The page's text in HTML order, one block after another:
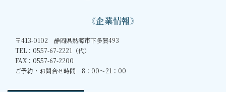
《企業情報》
〒413-0102 静岡県熱海市下多賀493
TEL：0557-67-2221（代）
FAX：0557-67-2200
ご予約・お問合せ時間 8：00～21：00